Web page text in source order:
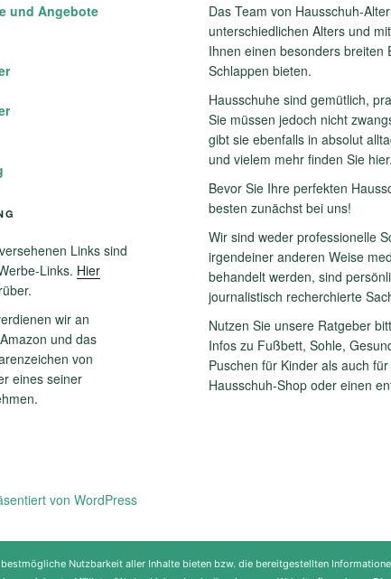
und Angebote
Links sind
Links. Hier
wir an
und das
von
eines seiner
Das Team von Hausschuh-
unterschiedlichen Alters und
Ihnen einen besonders breiten
Schlappen bieten.
Hausschuhe sind gemütlich,
Sie müssen jedoch nicht
gibt sie ebenfalls in absolut
und vielem mehr finden Sie hier.
Bevor Sie Ihre perfekten
besten zunächst bei uns!
Wir sind weder professionelle
irgendeiner anderen Weise
behandelt werden, sind
journalistisch recherchierte
Nutzen Sie unsere Ratgeber
Infos zu Fußbett, Sohle,
Puschen für Kinder als auch
Hausschuh-Shop oder einen
von WordPress
Nutzbarkeit aller Inhalte bieten bzw. die bereitgestellten